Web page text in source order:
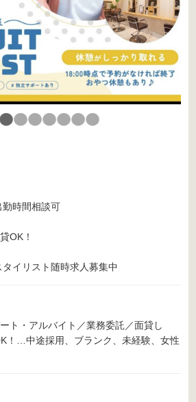
時間相談可
OK！
イリスト随時求人募集中
ト・アルバイト／業務委託／面貸し
！…中途採用、ブランク、未経験、女性